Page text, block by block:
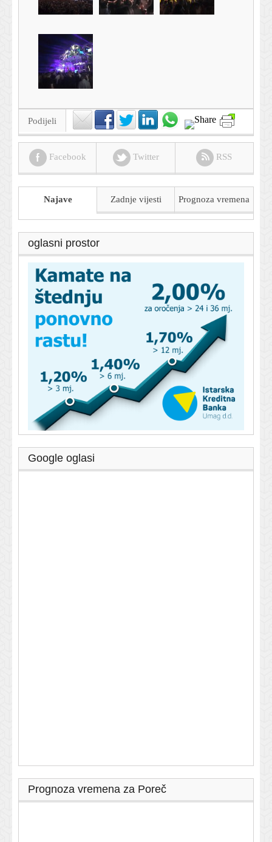
Podijeli
Facebook Twitter RSS
Najave Zadnje vijesti Prognoza vremena
oglasni prostor
Google oglasi
Prognoza vremena za Poreč